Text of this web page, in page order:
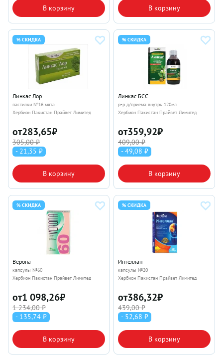
В корзину В корзину
% СКИДКА
Линкас Лор
пастилки №16 мята
Хербион Пакистан Прайвет Лимитед
от283,65₽
305,00 ₽
- 21,35 ₽
В корзину
% СКИДКА
Линкас БСС
р-р д/приема внутрь 120мл
Хербион Пакистан Прайвет Лимитед
от359,92₽
409,00 ₽
- 49,08 ₽
В корзину
% СКИДКА
Верона
капсулы №60
Хербион Пакистан Прайвет Лимитед
от1 098,26₽
1 234,00 ₽
- 135,74 ₽
В корзину
% СКИДКА
Интеллан
капсулы №20
Хербион Пакистан Прайвет Лимитед
от386,32₽
439,00 ₽
- 52,68 ₽
В корзину